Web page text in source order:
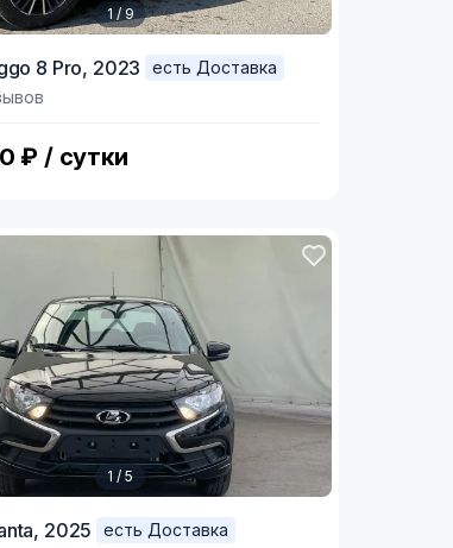
1 / 9
8 Pro, 2023
есть Доставка
₽ / сутки
1 / 5
2025
есть Доставка